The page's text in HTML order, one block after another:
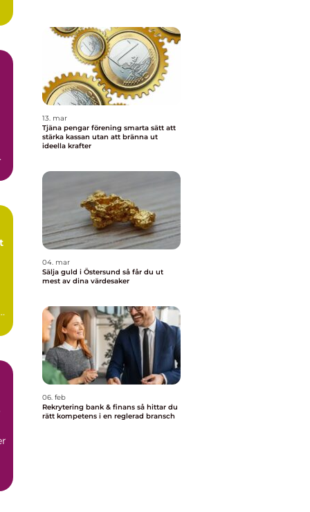
13. mar
Tjäna pengar förening smarta sätt att
stärka kassan utan att bränna ut
ideella krafter
04. mar
Sälja guld i Östersund så får du ut
mest av dina värdesaker
06. feb
Rekrytering bank & finans så hittar du
rätt kompetens i en reglerad bransch